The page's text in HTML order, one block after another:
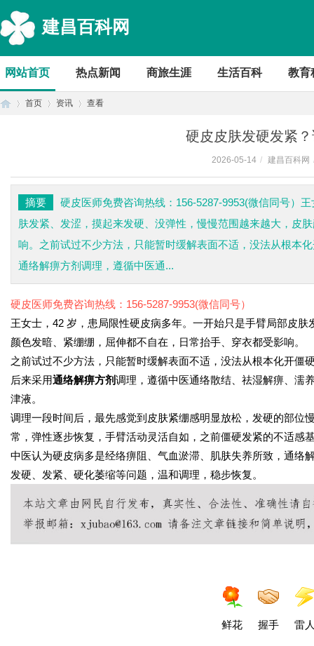
建昌百科网
网站首页 热点新闻 商旅生涯 生活百科 教育
首页 资讯 查看
硬皮皮肤发硬发紧
2026-05-14 / 建昌百科网
摘要
硬皮医师免费咨询热线：156-5287-9953(微信同号）
肤发紧、发涩，摸起来发硬、没弹性，慢慢范围越来越大，皮
响。之前试过不少方法，只能暂时缓解表面不适，没法从根本
通络解痹方剂调理，遵循中医通...
硬皮医师免费咨询热线：156-5287-9953(微信同号）
王女士，42 岁，患局限性硬皮病多年。一开始只是手臂局部皮
颜色发暗、紧绷绷，屈伸都不自在，日常抬手、穿衣都受影响。
之前试过不少方法，只能暂时缓解表面不适，没法从根本化开僵
后来采用通络解痹方剂调理，遵循中医通络散结、祛湿解痹、濡
津液。
调理一段时间后，最先感觉到皮肤紧绷感明显放松，发硬的部位
常，弹性逐步恢复，手臂活动灵活自如，之前僵硬发紧的不适感
中医认为硬皮病多是经络痹阻、气血淤滞、肌肤失养所致，通络
发硬、发紧、硬化萎缩等问题，温和调理，稳步恢复。
鲜花 握手 雷